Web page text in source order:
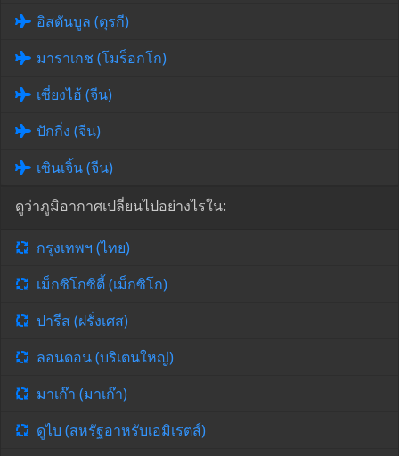
อิสตันบูล (ตุรกี)
มาราเกช (โมร็อกโก)
เซี่ยงไฮ้ (จีน)
ปักกิ่ง (จีน)
เซินเจิ้น (จีน)
ดูว่าภูมิอากาศเปลี่ยนไปอย่างไรใน:
กรุงเทพฯ (ไทย)
เม็กซิโกซิตี้ (เม็กซิโก)
ปารีส (ฝรั่งเศส)
ลอนดอน (บริเตนใหญ่)
มาเก๊า (มาเก๊า)
ดูไบ (สหรัฐอาหรับเอมิเรตส์)